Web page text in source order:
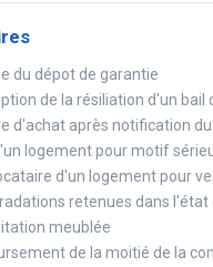
du dépot de garantie
de la résiliation d'un bail
d'achat après notification
logement pour motif
d'un logement pour
retenues dans l'état
meublée
de la moitié de la